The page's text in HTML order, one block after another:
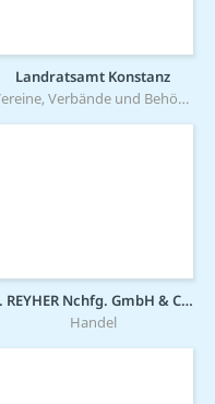
Landratsamt Konstanz
Vereine, Verbände und Behörden
F. REYHER Nchfg. GmbH & Co. KG
Handel